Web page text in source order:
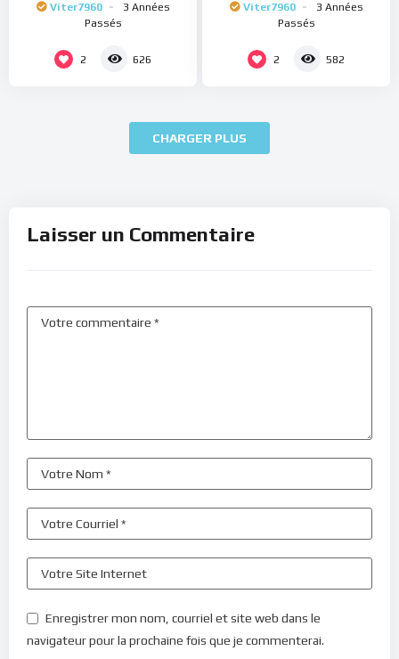
Viter7960
3 Années
Passés
2 626
Viter7960
3 Années
Passés
2 582
CHARGER PLUS
Laisser un Commentaire
Enregistrer mon nom, courriel et site web dans le
navigateur pour la prochaine fois que je commenterai.